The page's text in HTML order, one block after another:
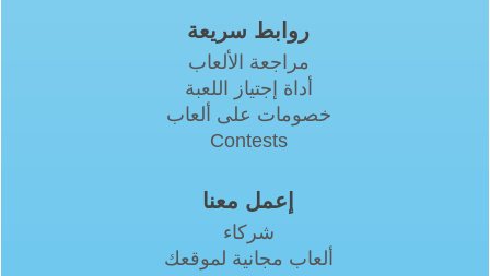
روابط سريعة
مراجعة الألعاب
أداة إجتياز اللعبة
خصومات على ألعاب
Contests
إعمل معنا
شركاء
ألعاب مجانية لموقعك